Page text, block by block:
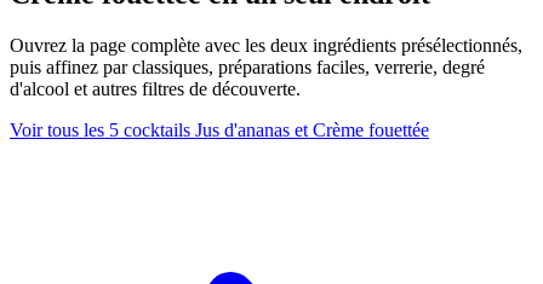
Ouvrez la page complète avec les deux ingrédients présélectionnés,
puis affinez par classiques, préparations faciles, verrerie, degré
d'alcool et autres filtres de découverte.
Voir tous les 5 cocktails Jus d'ananas et Crème fouettée